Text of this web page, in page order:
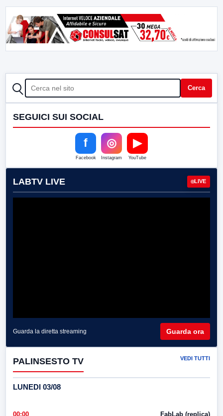
CERCA Cerca
SEGUICI SUI SOCIAL
f
Facebook
◎
Instagram
▶
YouTube
LABTV LIVE LIVE
Guarda la diretta streaming Guarda ora
PALINSESTO TV VEDI TUTTI
LUNEDI 03/08
00:00 FabLab (replica)